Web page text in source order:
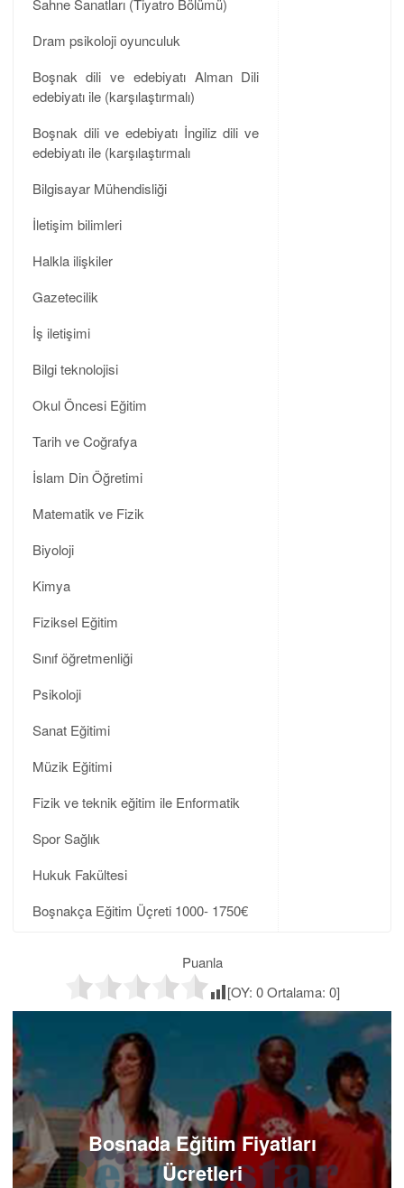
Sahne Sanatları (Tiyatro Bölümü)
Dram psikoloji oyunculuk
Boşnak dili ve edebiyatı Alman Dili
edebiyatı ile (karşılaştırmalı)
Boşnak dili ve edebiyatı İngiliz dili ve
edebiyatı ile (karşılaştırmalı
Bilgisayar Mühendisliği
İletişim bilimleri
Halkla ilişkiler
Gazetecilik
İş iletişimi
Bilgi teknolojisi
Okul Öncesi Eğitim
Tarih ve Coğrafya
İslam Din Öğretimi
Matematik ve Fizik
Biyoloji
Kimya
Fiziksel Eğitim
Sınıf öğretmenliği
Psikoloji
Sanat Eğitimi
Müzik Eğitimi
Fizik ve teknik eğitim ile Enformatik
Spor Sağlık
Hukuk Fakültesi
Boşnakça Eğitim Üçreti 1000- 1750€
Puanla
[OY: 0Ortalama: 0]
Bosnada Eğitim Fiyatları
Ücretleri